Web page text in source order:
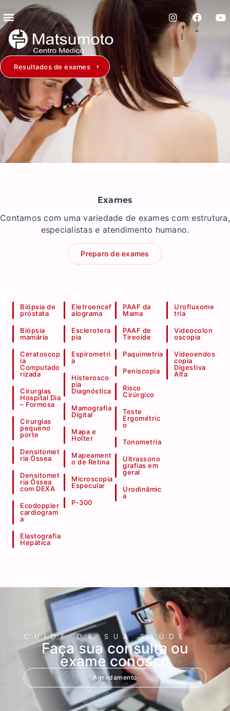
Resultados de exames
Exames
Contamos com uma variedade de exames com estrutura,
especialistas e atendimento humano.
Preparo de exames
Biópsia de
próstata
Biópsia
mamária
Ceratoscop
ia
Computado
rizada
Cirurgias
Hospital Dia
– Formosa
Cirurgias
pequeno
porte
Densitomet
ria Óssea
Densitomet
ria Óssea
com DEXA
Ecodoppler
cardiogram
a
Elastografia
Hepática
Eletroencef
alograma
Esclerotera
pia
Espirometri
a
Histerosco
pia
Diagnóstica
Mamografia
Digital
Mapa e
Holter
Mapeament
o de Retina
Microscopia
Especular
P-300
PAAF da
Mama
PAAF de
Tireoide
Paquimetria
Peniscopia
Risco
Cirúrgico
Teste
Ergométric
o
Tonometria
Ultrassono
grafias em
geral
Urodinâmic
a
Urofluxome
tria
Videocolon
oscopia
Videoendos
copia
Digestiva
Alta
CUIDE DA SUA SAÚDE
Faça sua consulta ou
exame conosco
Agendamento